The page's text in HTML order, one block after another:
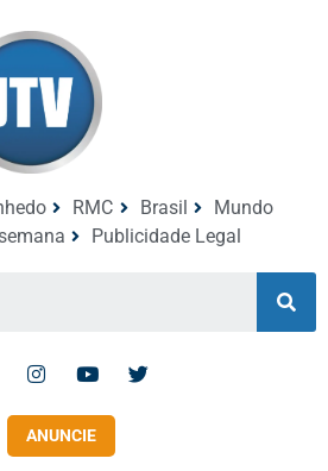
RMC Brasil
Mundo
Publicidade Legal
ANUNCIE